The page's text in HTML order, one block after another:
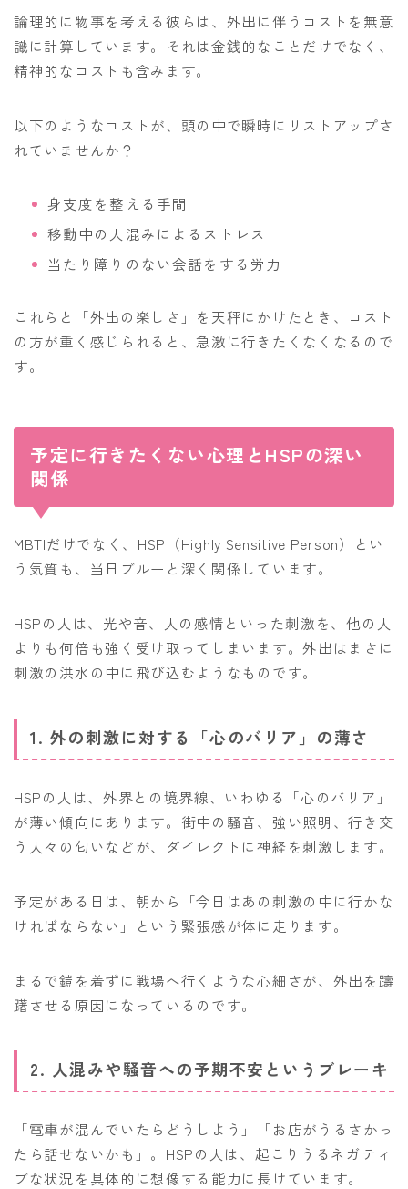
論理的に物事を考える彼らは、外出に伴うコストを無意
識に計算しています。それは金銭的なことだけでなく、
精神的なコストも含みます。
以下のようなコストが、頭の中で瞬時にリストアップさ
れていませんか？
身支度を整える手間
移動中の人混みによるストレス
当たり障りのない会話をする労力
これらと「外出の楽しさ」を天秤にかけたとき、コスト
の方が重く感じられると、急激に行きたくなくなるので
す。
予定に行きたくない心理とHSPの深い
関係
MBTIだけでなく、HSP（Highly Sensitive Person）とい
う気質も、当日ブルーと深く関係しています。
HSPの人は、光や音、人の感情といった刺激を、他の人
よりも何倍も強く受け取ってしまいます。外出はまさに
刺激の洪水の中に飛び込むようなものです。
1. 外の刺激に対する「心のバリア」の薄さ
HSPの人は、外界との境界線、いわゆる「心のバリア」
が薄い傾向にあります。街中の騒音、強い照明、行き交
う人々の匂いなどが、ダイレクトに神経を刺激します。
予定がある日は、朝から「今日はあの刺激の中に行かな
ければならない」という緊張感が体に走ります。
まるで鎧を着ずに戦場へ行くような心細さが、外出を躊
躇させる原因になっているのです。
2. 人混みや騒音への予期不安というブレーキ
「電車が混んでいたらどうしよう」「お店がうるさかっ
たら話せないかも」。HSPの人は、起こりうるネガティ
ブな状況を具体的に想像する能力に長けています。